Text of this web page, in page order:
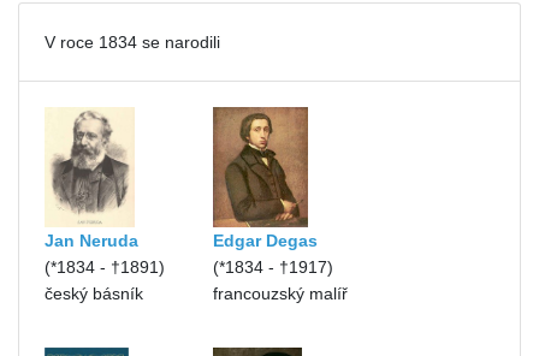
V roce 1834 se narodili
Jan Neruda
(*1834 - †1891)
český básník
Edgar Degas
(*1834 - †1917)
francouzský malíř